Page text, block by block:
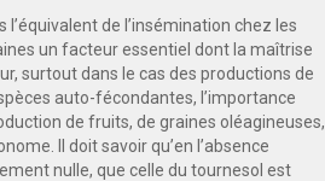
de l’insémination chez les
un facteur essentiel dont la maîtrise
surtout dans le cas des productions de
auto-fécondantes, l’importance
de fruits, de graines oléagineuses,
Il doit savoir qu’en l’absence
nulle, que celle du tournesol est